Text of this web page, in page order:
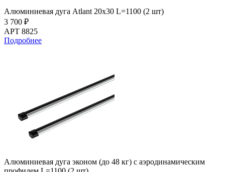
Алюминиевая дуга Atlant 20х30 L=1100 (2 шт)
3 700 ₽
АРТ 8825
Подробнее
Алюминиевая дуга эконом (до 48 кг) с аэродинамическим